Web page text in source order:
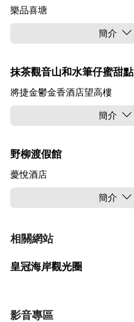
樂品喜塘
簡介
抹茶觀音山和水筆仔蜜甜點
將捷金鬱金香酒店望高樓
簡介
野柳渡假館
薆悅酒店
簡介
相關網站
皇冠海岸觀光圈
影音專區